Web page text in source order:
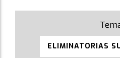
ELIMINATORIAS